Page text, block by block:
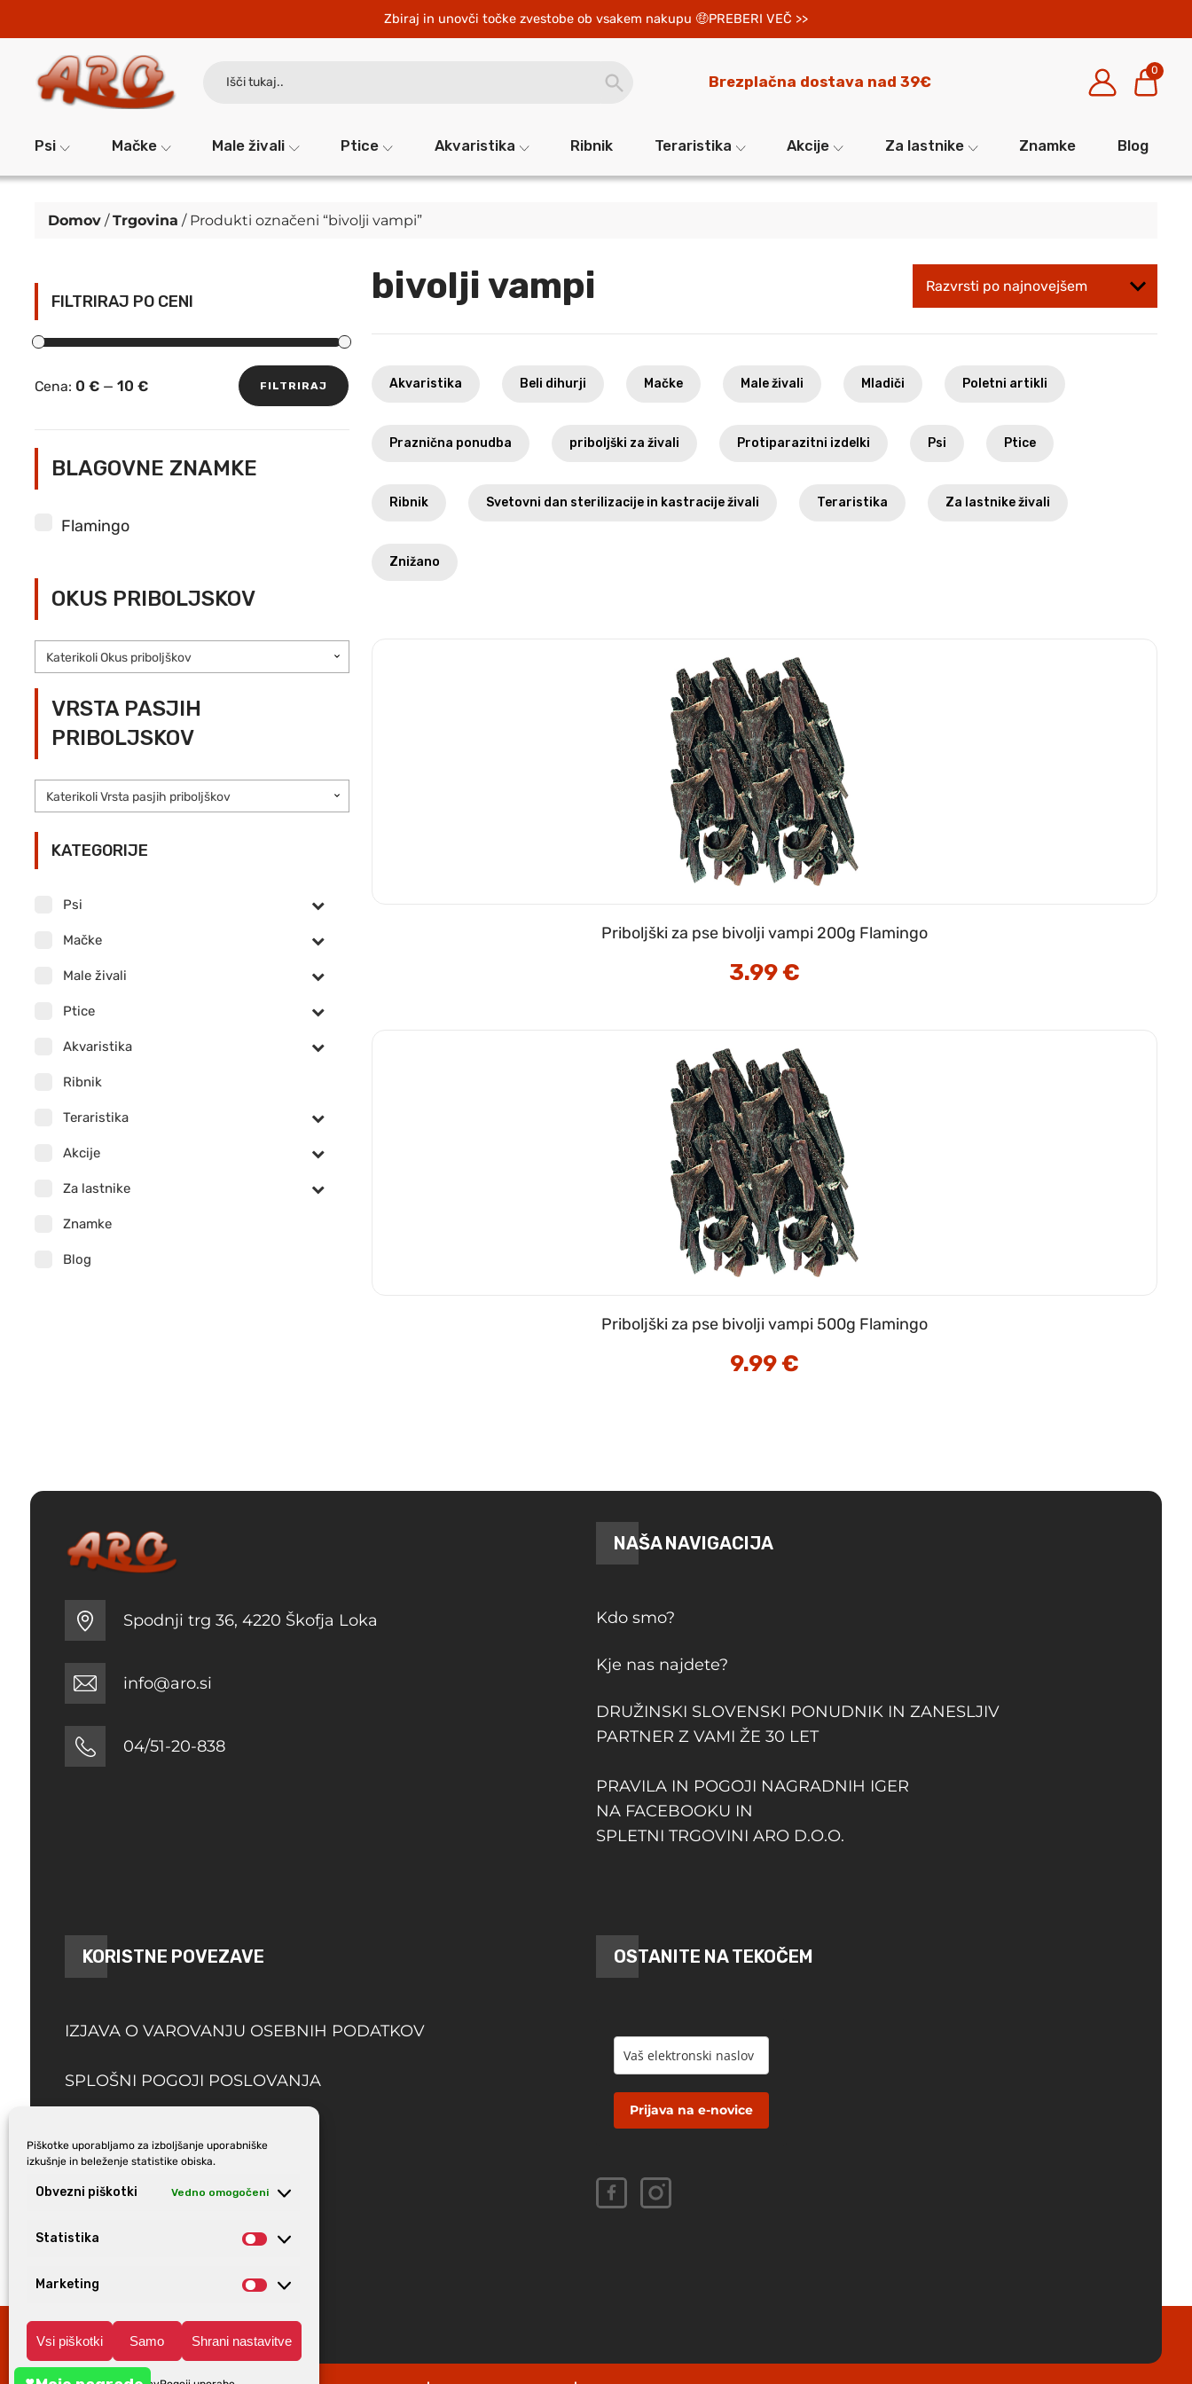
Piškotke uporabljamo za izboljšanje uporabniške
izkušnje in beleženje statistike obiska.
Obvezni piškotki Vedno omogočeni
Statistika
Statistika
Marketing
Marketing
Vsi piškotki Samo Shrani nastavitve
Zbiraj in unovči točke zvestobe ob vsakem nakupu PREBERI VEČ >>
BUTTON
Brezplačna dostava nad 39€
0
Psi Mačke Male živali Ptice Akvaristika Ribnik Teraristika Akcije Za lastnike Znamke Blog
Domov /Trgovina / Produkti označeni “bivolji vampi”
FILTRIRAJ PO CENI
FILTRIRAJ
Cena: 0 € —10 €
BLAGOVNE ZNAMKE
Flamingo
OKUS PRIBOLJSKOV
Katerikoli Okus priboljškov
VRSTA PASJIH
PRIBOLJSKOV
Katerikoli Vrsta pasjih priboljškov
KATEGORIJE
Psi
Mačke
Male živali
Ptice
Akvaristika
Ribnik
Teraristika
Akcije
Za lastnike
Znamke
Blog
bivolji vampi
Akvaristika Beli dihurji Mačke Male živali Mladiči Poletni artikli
Praznična ponudba priboljški za živali Protiparazitni izdelki Psi Ptice
Ribnik Svetovni dan sterilizacije in kastracije živali Teraristika Za lastnike živali
Znižano
Priboljški za pse bivolji vampi 200g Flamingo
3.99€
Priboljški za pse bivolji vampi 500g Flamingo
9.99€
Spodnji trg 36, 4220 Škofja Loka
info@aro.si
04/51-20-838
NAŠA NAVIGACIJA
Kdo smo?
Kje nas najdete?
DRUŽINSKI SLOVENSKI PONUDNIK IN ZANESLJIV
PARTNER Z VAMI ŽE 30 LET
PRAVILA IN POGOJI NAGRADNIH IGER
NA FACEBOOKU IN
SPLETNI TRGOVINI ARO D.O.O.
KORISTNE POVEZAVE
IZJAVA O VAROVANJU OSEBNIH PODATKOV
SPLOŠNI POGOJI POSLOVANJA
OSTANITE NA TEKOČEM
Prijava na e-novice